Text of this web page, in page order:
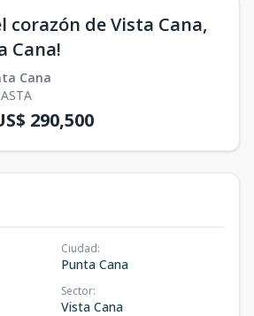
corazón de Vista Cana,
Cana!
Cana
290,500
Ciudad:
Punta Cana
Sector:
Vista Cana